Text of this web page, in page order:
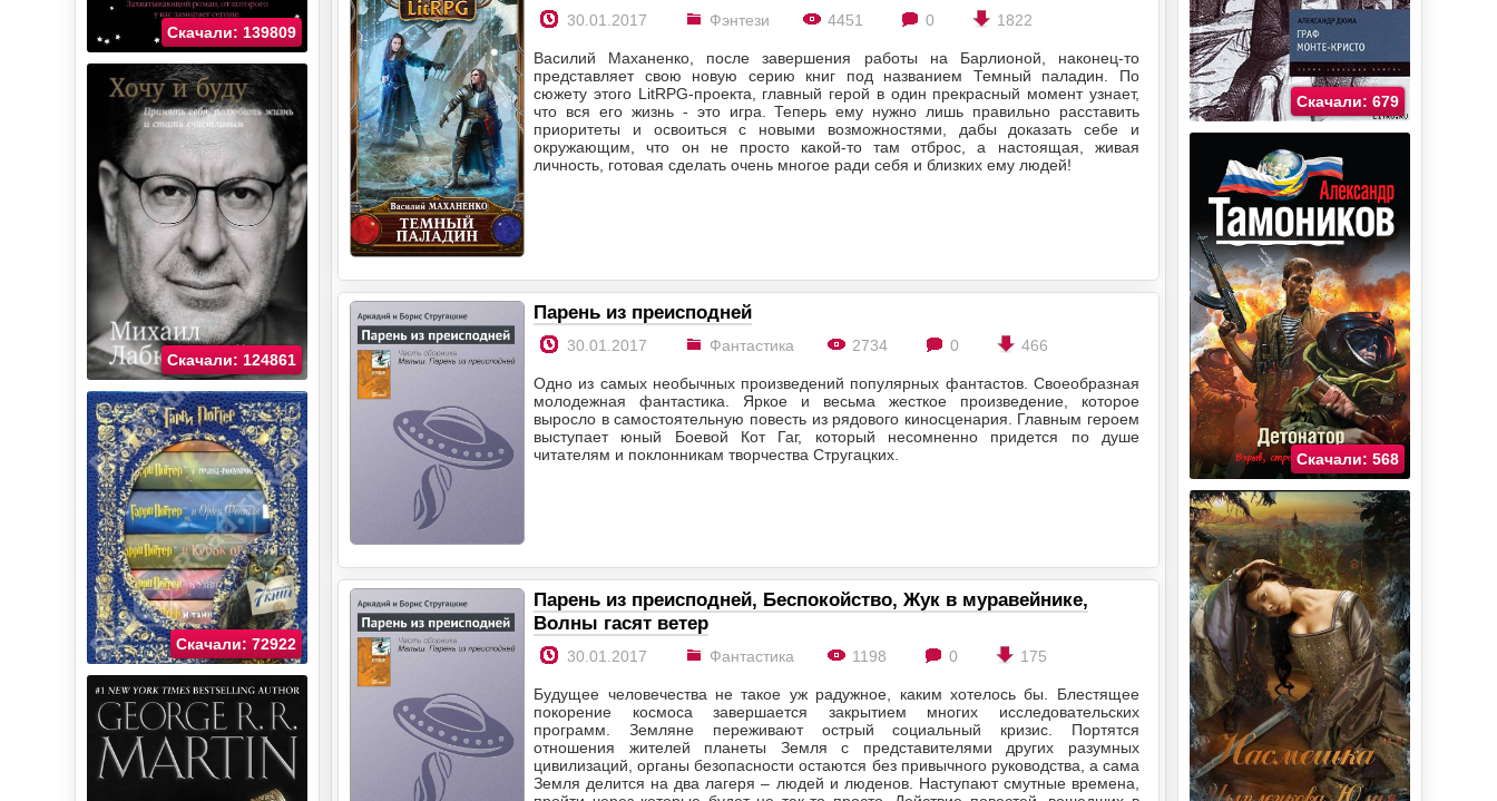
30.01.2017 Фэнтези 4451 0 1822
Василий Маханенко, после завершения работы на Барлионой, наконец-то
представляет свою новую серию книг под названием Темный паладин. По
сюжету этого LitRPG-проекта, главный герой в один прекрасный момент узнает,
что вся его жизнь - это игра. Теперь ему нужно лишь правильно расставить
приоритеты и освоиться с новыми возможностями, дабы доказать себе и
окружающим, что он не просто какой-то там отброс, а настоящая, живая
личность, готовая сделать очень многое ради себя и близких ему людей!
Парень из преисподней
30.01.2017 Фантастика 2734 0 466
Одно из самых необычных произведений популярных фантастов. Своеобразная
молодежная фантастика. Яркое и весьма жесткое произведение, которое
выросло в самостоятельную повесть из рядового киносценария. Главным героем
выступает юный Боевой Кот Гаг, который несомненно придется по душе
читателям и поклонникам творчества Стругацких.
Парень из преисподней, Беспокойство, Жук в муравейнике,
Волны гасят ветер
30.01.2017 Фантастика 1198 0 175
Будущее человечества не такое уж радужное, каким хотелось бы. Блестящее
покорение космоса завершается закрытием многих исследовательских
программ. Земляне переживают острый социальный кризис. Портятся
отношения жителей планеты Земля с представителями других разумных
цивилизаций, органы безопасности остаются без привычного руководства, а сама
Земля делится на два лагеря – людей и люденов. Наступают смутные времена,
Скачали: 139809
Скачали: 124861
Скачали: 72922
Скачали: 679
Скачали: 568